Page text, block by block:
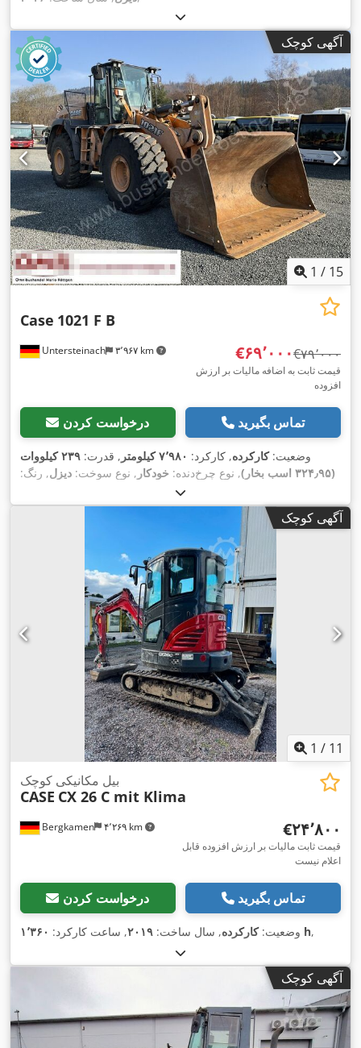
آگهی کوچک
1 / 15
Untersteinach ۳٬۹۶۷ km
Case 1021 F B
‎€۶۹٬۰۰۰ ‎€۷۹٬۰۰۰
قیمت ثابت به اضافه مالیات بر ارزش
افزوده
درخواست کردن تماس بگیرید
وضعیت:کارکرده, کارکرد: ۷٬۹۸۰ کیلومتر , قدرت:
۲۳۹ کیلووات
(۳۲۴٫۹۵ اسب بخار)
, نوع چرخ‌دنده: خودکار , نوع سوخت: دیزل, رنگ:
, سال ساخت:
مطبوع,
آگهی کوچک
1 / 11
Bergkamen ۴٬۲۶۹ km
بیل مکانیکی کوچک
CASE CX 26 C mit Klima
‎€۲۴٬۸۰۰
قیمت ثابت مالیات بر ارزش افزوده قابل
اعلام نیست
درخواست کردن تماس بگیرید
وضعیت:کارکرده, سال ساخت: ۲۰۱۹, ساعت کارکرد: ۱٬۳۶۰ h,
آگهی کوچک